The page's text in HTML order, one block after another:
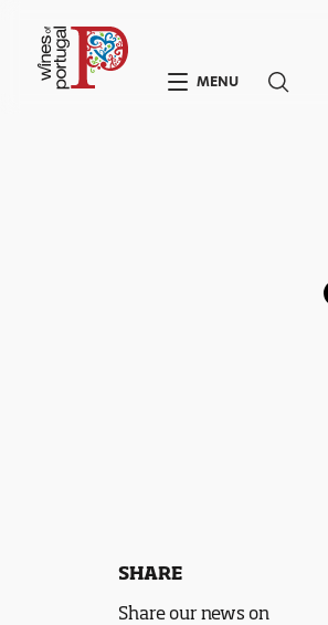
SHARE
Share our news on
MENU